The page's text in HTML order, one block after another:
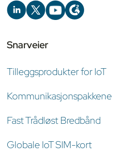
Snarveier
Tilleggsprodukter for IoT
Kommunikasjonspakkene
Fast Trådløst Bredbånd
Globale IoT SIM-kort